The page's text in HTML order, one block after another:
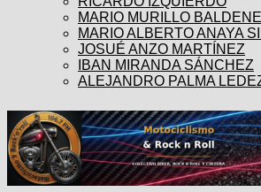
MARIO MURILLO
MARIO ALBERTO ANAYA
JOSUÉ ANZO MARTÍNEZ
IBAN MIRANDA SÁNCHEZ
ALEJANDRO PALMA